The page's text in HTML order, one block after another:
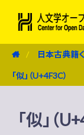
日本古典籍
「似」（U+4F3C）
「似」（